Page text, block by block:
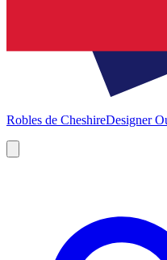
Robles de CheshireDesigner